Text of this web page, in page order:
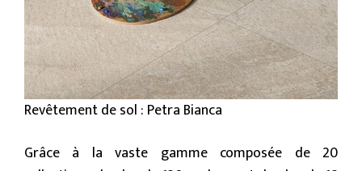
Revêtement de sol : Petra Bianca
Grâce à la vaste gamme composée de 20